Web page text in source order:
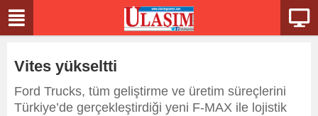
Vites yükseltti
Ford Trucks, tüm geliştirme ve üretim süreçlerini
Türkiye’de gerçekleştirdiği yeni F-MAX ile lojistik